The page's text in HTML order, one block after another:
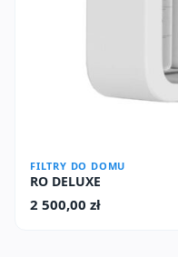
FILTRY DO DOMU
RO DELUXE
2 500,00 zł